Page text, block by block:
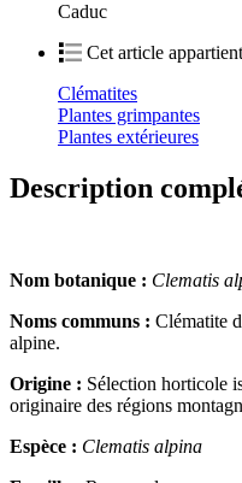
Caduc
Cet article
Clématites
Plantes grimpantes
Plantes extérieures
Description
Nom botanique : Clematis
Noms communs : Clématite
alpine.
Origine : Sélection horticole
originaire des régions
Espèce : Clematis alpina